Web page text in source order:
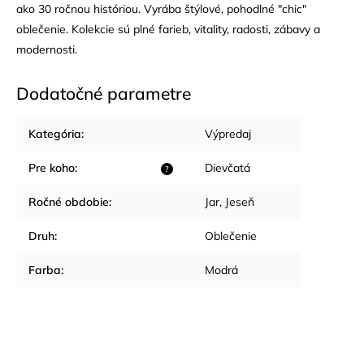
ako 30 ročnou históriou. Vyrába štýlové, pohodlné "chic"
oblečenie. Kolekcie sú plné farieb, vitality, radosti, zábavy a
modernosti.
Dodatočné parametre
Kategória: Výpredaj
?
Pre koho: Dievčatá
Ročné obdobie: Jar, Jeseň
Druh: Oblečenie
Farba: Modrá